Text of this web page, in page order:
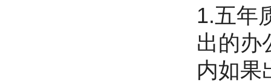
1.五年
出的办
内如果